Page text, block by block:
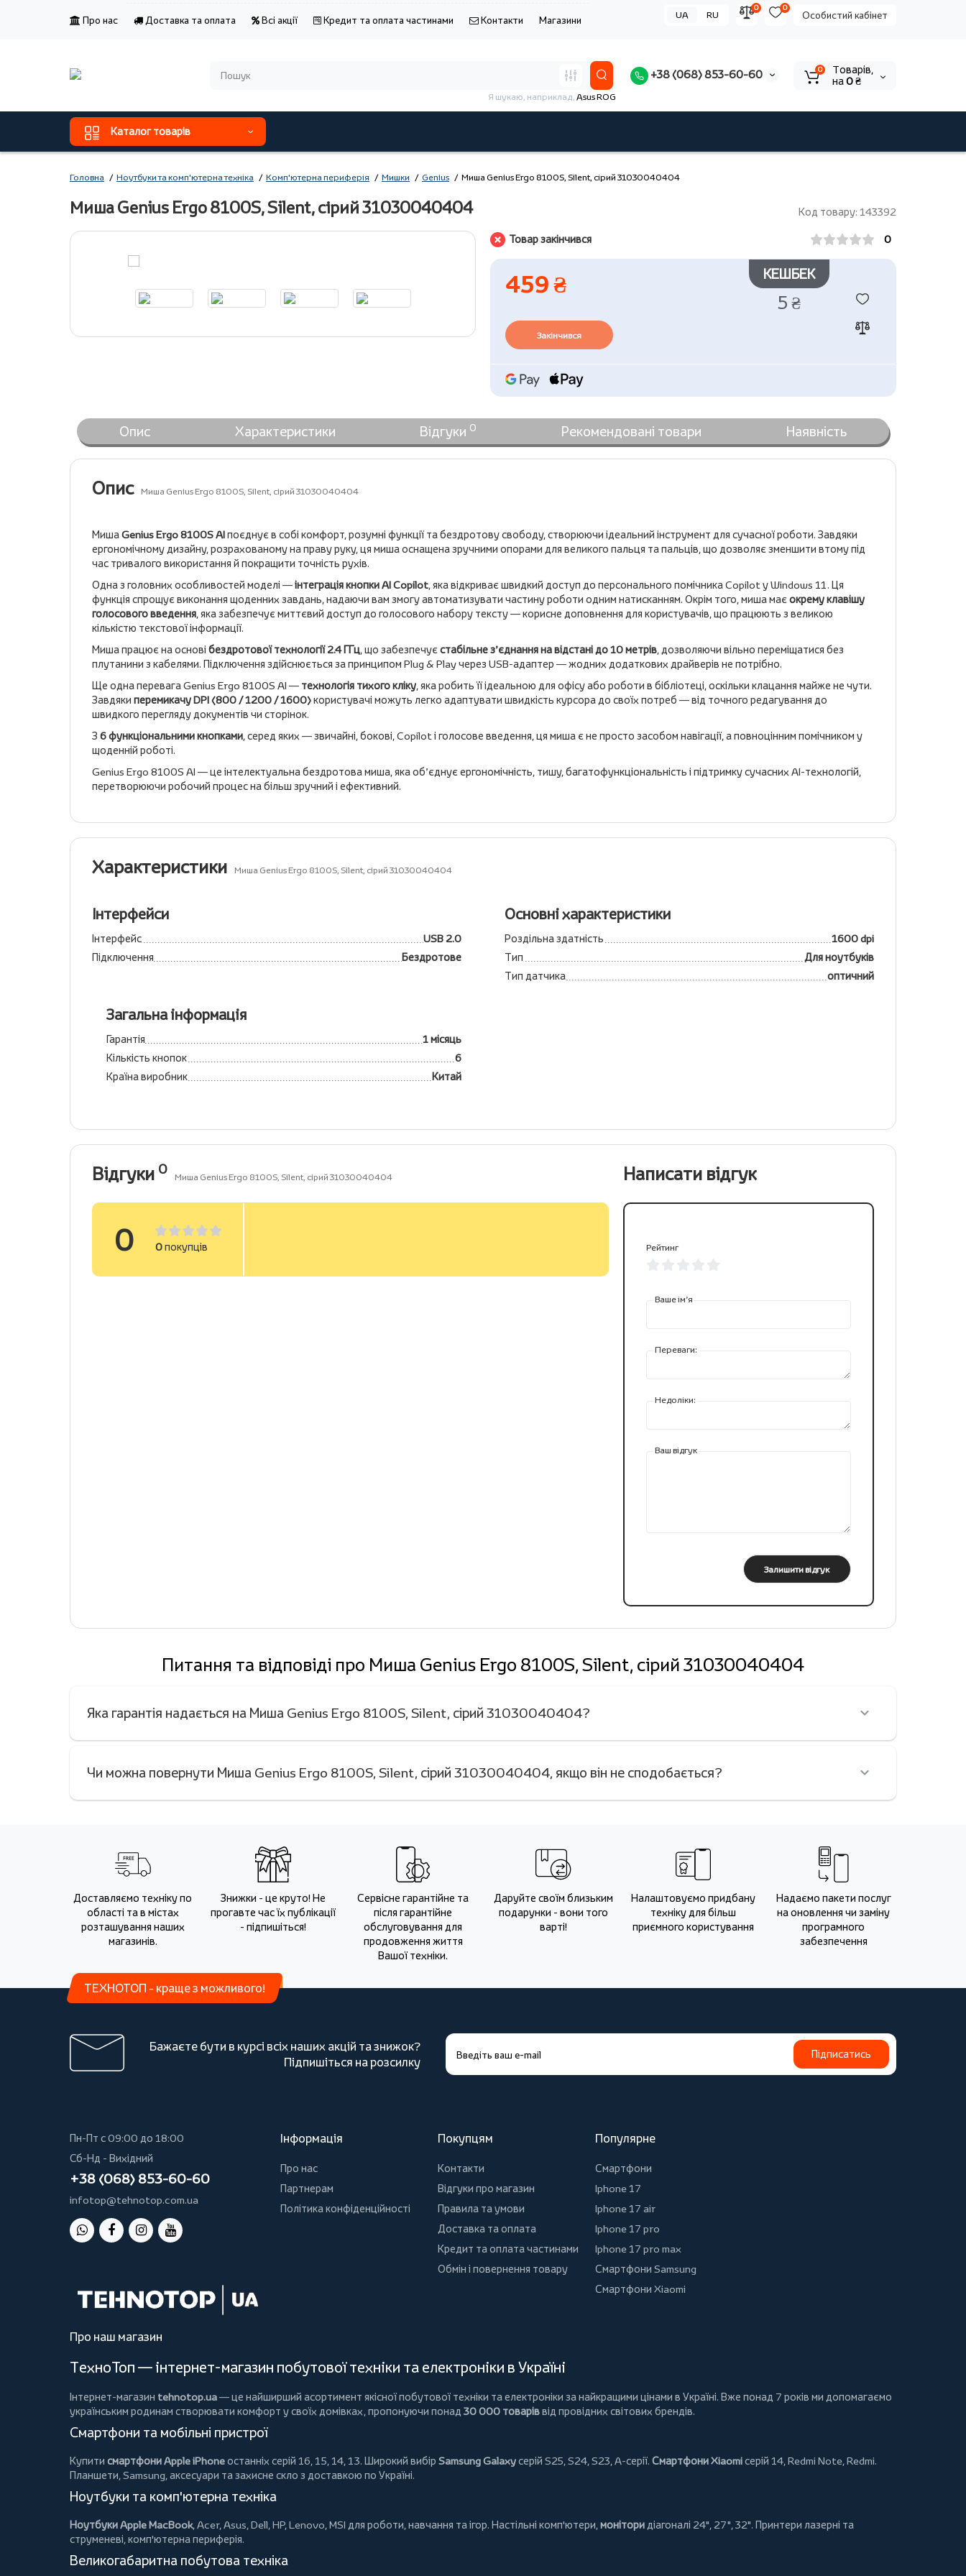
Про нас Доставка та оплата Всі акції Кредит та оплата частинами Контакти Магазини Особистий кабінет
0
0
UA RU
+38 (068) 853-60-60
Я шукаю, наприклад,Asus ROG
0
Tоварів,
на0 ₴
Каталог товарів
Головна Ноутбуки та комп'ютерна техніка Комп'ютерна периферія Мишки Genius Миша Genius Ergo 8100S, Silent, сірий 31030040404
Код товару: 143392
Миша Genius Ergo 8100S, Silent, сірий 31030040404
Товар закінчився 0
459 ₴ КЕШБЕК
5 ₴
Закінчився
Опис Характеристики Відгуки 0 Рекомендовані товари Наявність
Опис Миша Genius Ergo 8100S, Silent, сірий 31030040404
МишаGenius Ergo 8100S AIпоєднує в собі комфорт, розумні функції та бездротову свободу, створюючи ідеальний інструмент для сучасної роботи. Завдяки
ергономічному дизайну, розрахованому на праву руку, ця миша оснащена зручними опорами для великого пальця та пальців, що дозволяє зменшити втому під
час тривалого використання й покращити точність рухів.
Одна з головних особливостей моделі —інтеграція кнопки AI Copilot, яка відкриває швидкий доступ до персонального помічника Copilot у Windows 11. Ця
функція спрощує виконання щоденних завдань, надаючи вам змогу автоматизувати частину роботи одним натисканням. Окрім того, миша маєокрему клавішу
голосового введення, яка забезпечує миттєвий доступ до голосового набору тексту — корисне доповнення для користувачів, що працюють з великою
кількістю текстової інформації.
Миша працює на основі бездротової технології 2.4 ГГц, що забезпечуєстабільне з’єднання на відстані до 10 метрів, дозволяючи вільно переміщатися без
плутанини з кабелями. Підключення здійснюється за принципом Plug & Play через USB-адаптер — жодних додаткових драйверів не потрібно.
Ще одна перевага Genius Ergo 8100S AI — технологія тихого кліку, яка робить її ідеальною для офісу або роботи в бібліотеці, оскільки клацання майже не чути.
Завдяки перемикачу DPI (800 / 1200 / 1600)користувачі можуть легко адаптувати швидкість курсора до своїх потреб — від точного редагування до
швидкого перегляду документів чи сторінок.
З 6 функціональними кнопками, серед яких — звичайні, бокові, Copilot і голосове введення, ця миша є не просто засобом навігації, а повноцінним помічником у
щоденній роботі.
Genius Ergo 8100S AI — це інтелектуальна бездротова миша, яка об’єднує ергономічність, тишу, багатофункціональність і підтримку сучасних AI-технологій,
перетворюючи робочий процес на більш зручний і ефективний.
Характеристики Миша Genius Ergo 8100S, Silent, сірий 31030040404
Інтерфейси
Інтерфейс
USB 2.0
Підключення
Бездротове
Основні характеристики
Роздільна здатність
1600 dpi
Тип
Для ноутбуків
Тип датчика
оптичний
Загальна інформація
Гарантія
1 місяць
Кількість кнопок
6
Країна виробник
Китай
Відгуки 0 Миша Genius Ergo 8100S, Silent, сірий 31030040404
0 0покупців
Написати відгук
Рейтинг
Ваше ім’я
Переваги:
Недоліки:
Ваш відгук
Залишити відгук
Питання та відповіді про Миша Genius Ergo 8100S, Silent, сірий 31030040404
Яка гарантія надається на Миша Genius Ergo 8100S, Silent, сірий 31030040404?
Чи можна повернути Миша Genius Ergo 8100S, Silent, сірий 31030040404, якщо він не сподобається?
Доставляємо техніку по
області та в містах
розташування наших
магазинів.
Знижки - це круто! Не
прогавте час їх публікації
- підпишіться!
Сервісне гарантійне та
після гарантійне
обслуговування для
продовження життя
Вашої техніки.
Даруйте своїм близьким
подарунки - вони того
варті!
Налаштовуємо придбану
техніку для більш
приємного користування
Надаємо пакети послуг
на оновлення чи заміну
програмного
забезпечення
ТЕХНОТОП - краще з можливого!
Бажаєте бути в курсі всіх наших акцій та знижок?
Підпишіться на розсилку
Підписатись
Пн-Пт с 09:00 до 18:00
Сб-Нд - Вихідний
+38 (068) 853-60-60
infotop@tehnotop.com.ua
Інформація
Про нас
Партнерам
Політика конфіденційності
Покупцям
Контакти
Відгуки про магазин
Правила та умови
Доставка та оплата
Кредит та оплата частинами
Обмін і повернення товару
Популярне
Смартфони
Iphone 17
Iphone 17 air
Iphone 17 pro
Iphone 17 pro max
Смартфони Samsung
Смартфони Xiaomi
Про наш магазин
ТехноТоп — інтернет-магазин побутової техніки та електроніки в Україні
Інтернет-магазин tehnotop.ua— це найширший асортимент якісної побутової техніки та електроніки за найкращими цінами в Україні. Вже понад 7 років ми допомагаємо
українським родинам створювати комфорт у своїх домівках, пропонуючи понад 30 000 товаріввід провідних світових брендів.
Смартфони та мобільні пристрої
Купити смартфони Apple iPhoneостанніх серій 16, 15, 14, 13. Широкий вибір Samsung Galaxyсерій S25, S24, S23, A-серії. Смартфони Xiaomiсерій 14, Redmi Note, Redmi.
Планшети, Samsung, аксесуари тазахисне скло з доставкою по Україні.
Ноутбуки та комп'ютерна техніка
Ноутбуки Apple MacBook,Acer,Asus,Dell,HP,Lenovo,MSI для роботи, навчання та ігор. Настільні комп'ютери,моніторидіагоналі 24", 27", 32". Принтери лазерні та
струменеві, комп'ютерна периферія.
Великогабаритна побутова техніка